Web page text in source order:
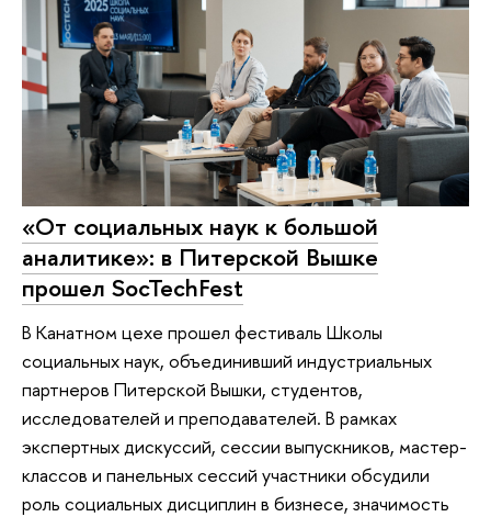
«От социальных наук к большой
аналитике»: в Питерской Вышке
прошел SocTechFest
В Канатном цехе прошел фестиваль Школы
социальных наук, объединивший индустриальных
партнеров Питерской Вышки, студентов,
исследователей и преподавателей. В рамках
экспертных дискуссий, сессии выпускников, мастер-
классов и панельных сессий участники обсудили
роль социальных дисциплин в бизнесе, значимость